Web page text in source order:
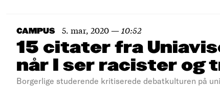
CAMPUS 5. mar, 2020— 10:52
15 citater fra
når I ser racister og
Borgerlige studerende kritiserede debatkulturen på